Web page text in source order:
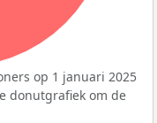
op 1 januari 2025
donutgrafiek om de